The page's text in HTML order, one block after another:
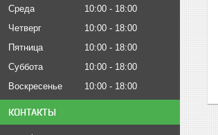
Среда
10:00
18:00
Четверг
10:00
18:00
Пятница
10:00
18:00
Суббота
10:00
18:00
Воскресенье
10:00 18:00
КОНТАКТЫ